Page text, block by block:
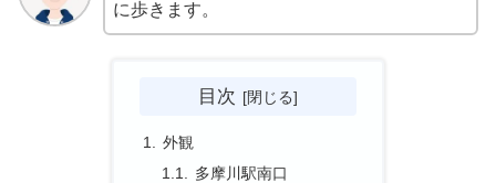
に歩きます。
目次
外観
多摩川駅南口